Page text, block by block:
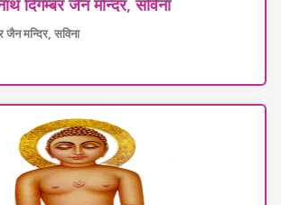
दिगम्बर जैन मन्दिर, सविना
जैन मन्दिर, सविना